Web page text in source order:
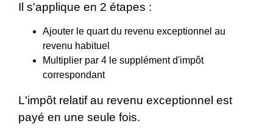
Il s'applique en 2 étapes :
Ajouter le quart du revenu exceptionnel au
revenu habituel
Multiplier par 4 le supplément d'impôt
correspondant
L'impôt relatif au revenu exceptionnel est
payé en une seule fois.